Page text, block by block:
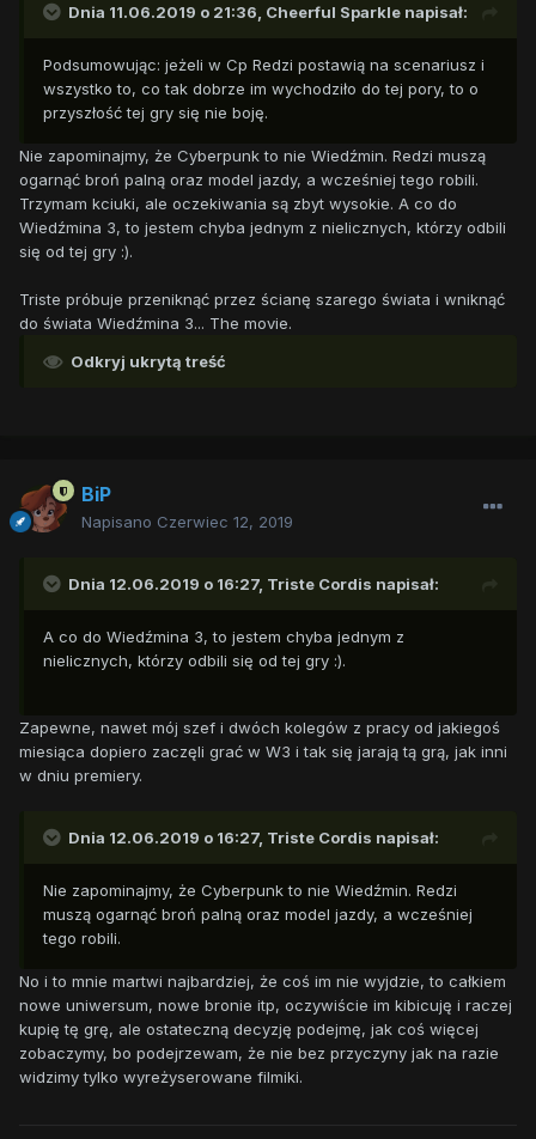
Dnia 11.06.2019 o 21:36, Cheerful Sparkle napisał:
Podsumowując: jeżeli w Cp Redzi postawią na scenariusz i
wszystko to, co tak dobrze im wychodziło do tej pory, to o
przyszłość tej gry się nie boję.
Nie zapominajmy, że Cyberpunk to nie Wiedźmin. Redzi muszą
ogarnąć broń palną oraz model jazdy, a wcześniej tego robili.
Trzymam kciuki, ale oczekiwania są zbyt wysokie. A co do
Wiedźmina 3, to jestem chyba jednym z nielicznych, którzy odbili
się od tej gry :).
Triste próbuje przeniknąć przez ścianę szarego świata i wniknąć
do świata Wiedźmina 3... The movie.
Odkryj ukrytą treść
BiP
Napisano Czerwiec 12, 2019
Dnia 12.06.2019 o 16:27, Triste Cordis napisał:
A co do Wiedźmina 3, to jestem chyba jednym z
nielicznych, którzy odbili się od tej gry :).
Zapewne, nawet mój szef i dwóch kolegów z pracy od jakiegoś
miesiąca dopiero zaczęli grać w W3 i tak się jarają tą grą, jak inni
w dniu premiery.
Dnia 12.06.2019 o 16:27, Triste Cordis napisał:
Nie zapominajmy, że Cyberpunk to nie Wiedźmin. Redzi
muszą ogarnąć broń palną oraz model jazdy, a wcześniej
tego robili.
No i to mnie martwi najbardziej, że coś im nie wyjdzie, to całkiem
nowe uniwersum, nowe bronie itp, oczywiście im kibicuję i raczej
kupię tę grę, ale ostateczną decyzję podejmę, jak coś więcej
zobaczymy, bo podejrzewam, że nie bez przyczyny jak na razie
widzimy tylko wyreżyserowane filmiki.